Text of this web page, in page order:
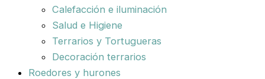
Calefacción e iluminación
Salud e Higiene
Terrarios y Tortugueras
Decoración terrarios
Roedores y hurones